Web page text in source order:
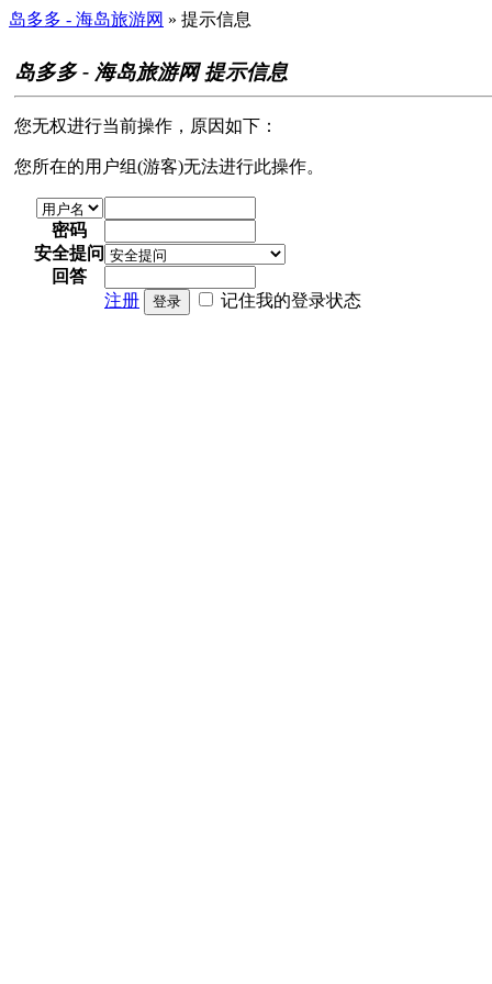
岛多多 - 海岛旅游网 » 提示信息
岛多多 - 海岛旅游网 提示信息
您无权进行当前操作，原因如下：
您所在的用户组(游客)无法进行此操作。
密码
安全提问
回答
注册
登录 记住我的登录状态